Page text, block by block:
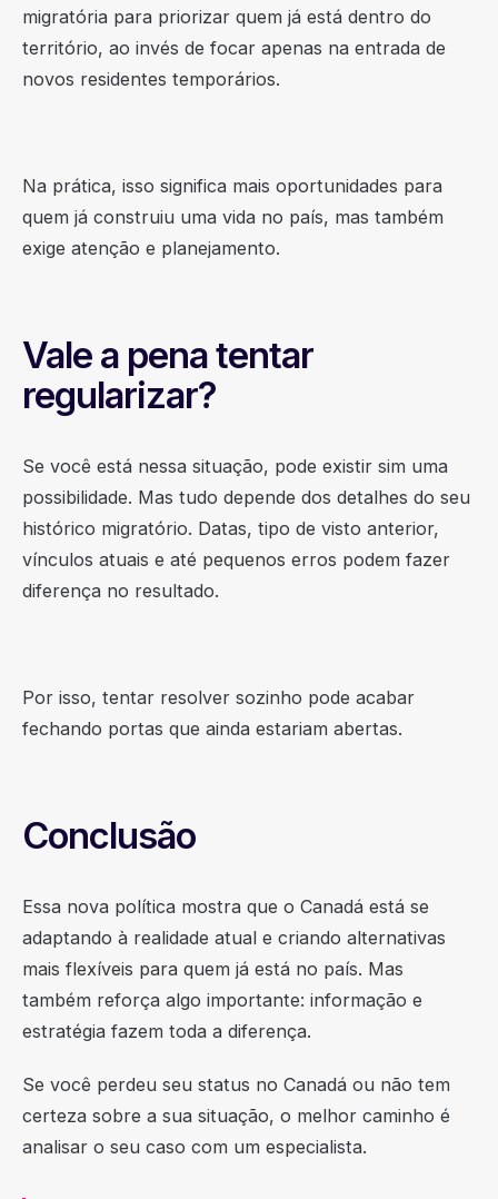
migratória para priorizar quem já está dentro do
território, ao invés de focar apenas na entrada de
novos residentes temporários.
Na prática, isso significa mais oportunidades para
quem já construiu uma vida no país, mas também
exige atenção e planejamento.
Vale a pena tentar
regularizar?
Se você está nessa situação, pode existir sim uma
possibilidade. Mas tudo depende dos detalhes do seu
histórico migratório. Datas, tipo de visto anterior,
vínculos atuais e até pequenos erros podem fazer
diferença no resultado.
Por isso, tentar resolver sozinho pode acabar
fechando portas que ainda estariam abertas.
Conclusão
Essa nova política mostra que o Canadá está se
adaptando à realidade atual e criando alternativas
mais flexíveis para quem já está no país. Mas
também reforça algo importante: informação e
estratégia fazem toda a diferença.
Se você perdeu seu status no Canadá ou não tem
certeza sobre a sua situação, o melhor caminho é
analisar o seu caso com um especialista.